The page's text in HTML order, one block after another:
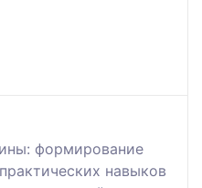
формирование
навыков